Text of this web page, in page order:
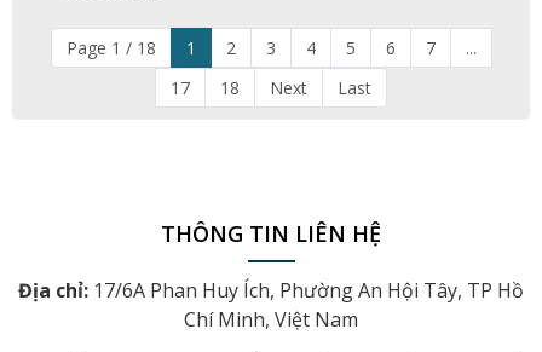
Page 1 / 18 1 2 3 4 5 6 7
...
17
18 Next Last
THÔNG TIN LIÊN HỆ
Địa chỉ: 17/6A Phan Huy Ích, Phường An Hội Tây, TP Hồ
Chí Minh, Việt Nam